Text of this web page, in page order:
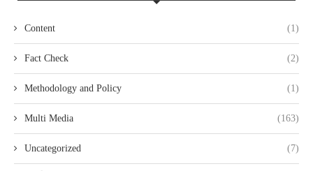
Content (1)
Fact Check (2)
Methodology and Policy (1)
Multi Media (163)
Uncategorized (7)